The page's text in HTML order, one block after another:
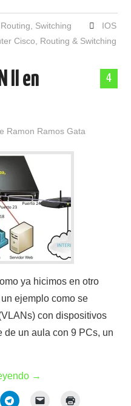
Routing Switching
IOS
Cisco Routing & Switching
4
II en
Ramon Ramos Gata
ya hicimos en otro
ejemplo como se
con dispositivos
un aula con 9 PCs, un
→